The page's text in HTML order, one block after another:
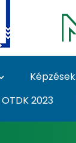
Képzések
OTDK 2023